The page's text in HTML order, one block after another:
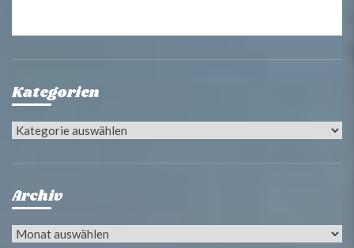
Kategorien
Kategorien
Archiv
Archiv